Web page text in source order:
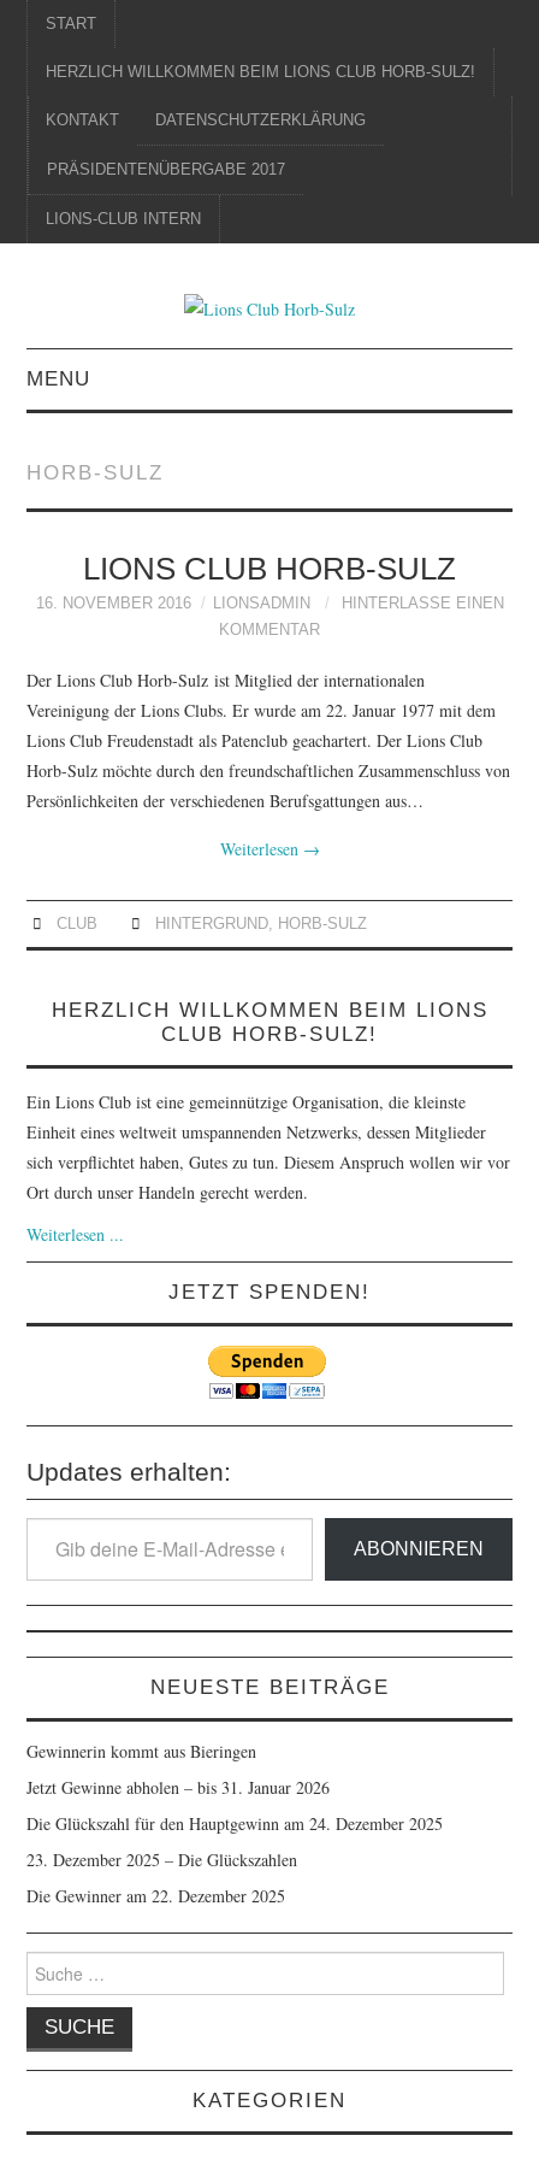
START
HERZLICH WILLKOMMEN BEIM LIONS CLUB HORB-SULZ!
KONTAKT DATENSCHUTZERKLÄRUNG
PRÄSIDENTENÜBERGABE 2017
LIONS-CLUB INTERN
MENU
ACTIVITIES
HORB-SULZ
LIONS CLUB HORB-SULZ
16. NOVEMBER 2016 LIONSADMIN
HINTERLASSE EINEN
KOMMENTAR
Der Lions Club Horb-Sulz ist Mitglied der internationalen
Vereinigung der Lions Clubs. Er wurde am 22. Januar 1977 mit dem
Lions Club Freudenstadt als Patenclub geachartert. Der Lions Club
Horb-Sulz möchte durch den freundschaftlichen Zusammenschluss von
Persönlichkeiten der verschiedenen Berufsgattungen aus…
Weiterlesen →
CLUB HINTERGRUND, HORB-SULZ
HERZLICH WILLKOMMEN BEIM LIONS
CLUB HORB-SULZ!
Ein Lions Club ist eine gemeinnützige Organisation, die kleinste
Einheit eines weltweit umspannenden Netzwerks, dessen Mitglieder
sich verpflichtet haben, Gutes zu tun. Diesem Anspruch wollen wir vor
Ort durch unser Handeln gerecht werden.
Weiterlesen ...
JETZT SPENDEN!
Updates erhalten:
deine
E-
Mail-
Adresse
ABONNIEREN
NEUESTE BEITRÄGE
Gewinnerin kommt aus Bieringen
Jetzt Gewinne abholen – bis 31. Januar 2026
Die Glückszahl für den Hauptgewinn am 24. Dezember 2025
23. Dezember 2025 – Die Glückszahlen
Die Gewinner am 22. Dezember 2025
Suche
nach:
KATEGORIEN